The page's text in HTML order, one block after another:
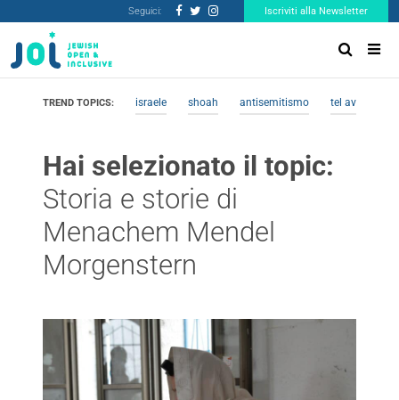
Seguici: Iscriviti alla Newsletter
TREND TOPICS: israele shoah antisemitismo tel aviv
Hai selezionato il topic:
Storia e storie di
Menachem Mendel
Morgenstern